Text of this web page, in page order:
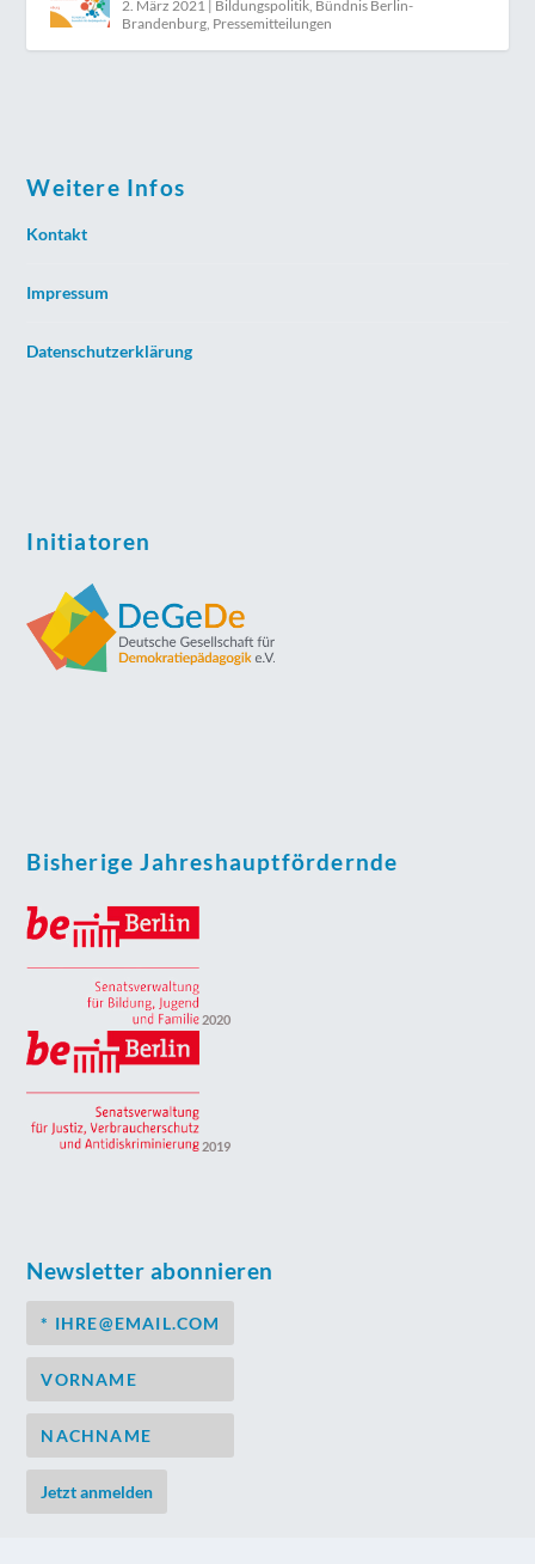
2. März 2021 | Bildungspolitik Bündnis Berlin-
Brandenburg Pressemitteilungen
Weitere Infos
Kontakt
Impressum
Datenschutzerklärung
Initiatoren
Bisherige Jahreshauptfördernde
2020
2019
Newsletter abonnieren